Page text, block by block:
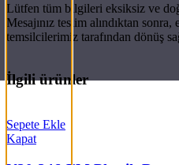
Lütfen tüm bilgileri eksiksiz ve
Mesajınız teslim alındıktan
temsilcilerimiz tarafından dönüş
İlgili ürünler
Sepete Ekle
Kapat